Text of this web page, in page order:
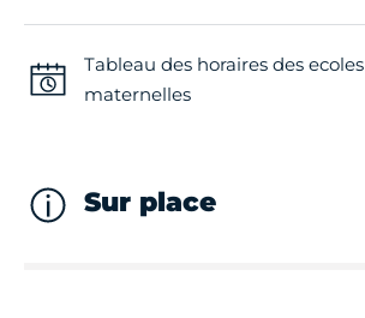
Tableau des horaires des ecoles
maternelles
Sur place